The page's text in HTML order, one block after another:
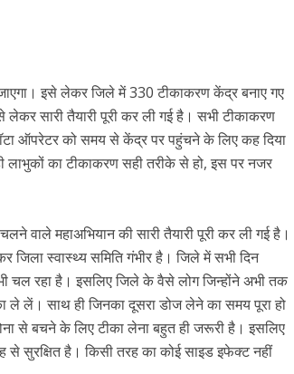
इसे लेकर जिले में 330 टीकाकरण केंद्र बनाए गए
लेकर सारी तैयारी पूरी कर ली गई है। सभी टीकाकरण
ऑपरेटर को समय से केंद्र पर पहुंचने के लिए कह दिया
लाभुकों का टीकाकरण सही तरीके से हो, इस पर नजर
वाले महाअभियान की सारी तैयारी पूरी कर ली गई है।
स्वास्थ्य समिति गंभीर है। जिले में सभी दिन
चल रहा है। इसलिए जिले के वैसे लोग जिन्होंने अभी तक
ले लें। साथ ही जिनका दूसरा डोज लेने का समय पूरा हो
से बचने के लिए टीका लेना बहुत ही जरूरी है। इसलिए
से सुरक्षित है। किसी तरह का कोई साइड इफेक्ट नहीं